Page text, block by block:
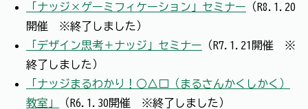
「ナッジ×ゲーミフィケーション」セミナー （R8.1.20
開催 ※終了しました）
「デザイン思考＋ナッジ」セミナー （R7.1.21開催 ※
終了しました）
「ナッジまるわかり！○△□（まるさんかくしかく）
教室」
（R6.1.30開催 ※終了しました）